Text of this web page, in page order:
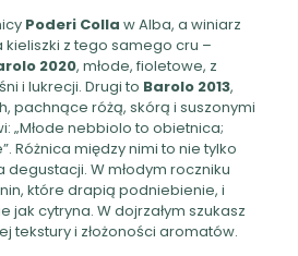
Poderi Colla w Alba, a winiarz
z tego samego cru –
2020, młode, fioletowe, z
i lukrecji. Drugi to Barolo 2013,
pachnące różą, skórą i suszonymi
„Młode nebbiolo to obietnica;
Różnica między nimi to nie tylko
degustacji. W młodym roczniku
które drapią podniebienie, i
jak cytryna. W dojrzałym szukasz
tekstury i złożoności aromatów.